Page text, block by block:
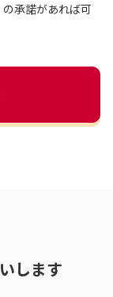
承諾があれば可
します